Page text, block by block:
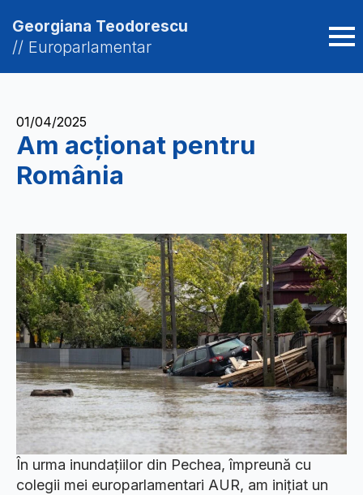
Georgiana Teodorescu
// Europarlamentar
01/04/2025
Am acționat pentru
România
În urma inundațiilor din Pechea, împreună cu
colegii mei europarlamentari AUR, am inițiat un